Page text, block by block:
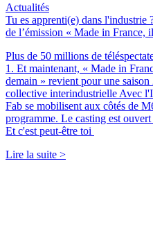
Actualités
Tu es apprenti(e) dans l'industrie
de l’émission « Made in France,
Plus de 50 millions de
1. Et maintenant, « Made in
demain » revient pour une
collective interindustrielle Avec
Fab se mobilisent aux côtés de
programme. Le casting est
Et c'est peut-être toi
Lire la suite >